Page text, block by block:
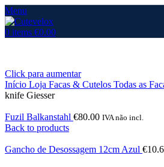
Menu
0 items €0.00
Click para aumentar
Início Loja Facas & Cutelos Todas as
knife Giesser
Fuzil Balkanstahl €80.00 IVA não incl.
Back to products
Gancho de Desossagem 12cm Azul €